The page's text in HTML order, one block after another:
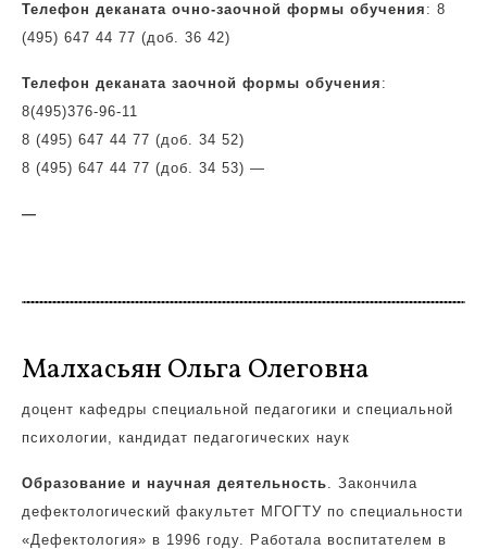
Телефон деканата очно-заочной формы обучения : 8
(495) 647 44 77 (доб. 36 42)
Телефон деканата заочной формы обучения :
8(495)376-96-11
8 (495) 647 44 77 (доб. 34 52)
8 (495) 647 44 77 (доб. 34 53) —
—
Малхасьян Ольга Олеговна
доцент кафедры специальной педагогики и специальной
психологии, кандидат педагогических наук
Образование и научная деятельность. Закончила
дефектологический факультет МГОГТУ по специальности
«Дефектология» в 1996 году. Работала воспитателем в